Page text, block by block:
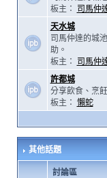
板主：
司馬仲
天水城
司馬仲達的城
助。
板主：
司馬仲
許都城
分享飲食、烹
板主： 懶蛇
其他話題
討論區